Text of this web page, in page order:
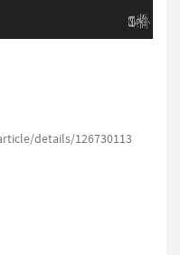
details/126730113